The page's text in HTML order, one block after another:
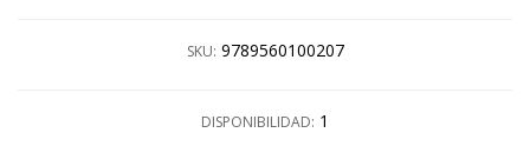
SKU: 9789560100207
DISPONIBILIDAD: 1